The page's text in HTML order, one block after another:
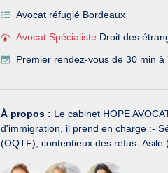
Avocat réfugié Bordeaux
Avocat Spécialiste Droit des
Premier rendez-vous de 30 min à
À propos : Le cabinet HOPE
d'immigration, il prend en charge :-
(OQTF), contentieux des refus- Asile